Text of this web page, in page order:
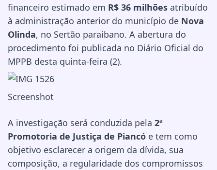
financeiro estimado em R$ 36 milhões atribuído
à administração anterior do município de Nova
Olinda, no Sertão paraibano. A abertura do
procedimento foi publicada no Diário Oficial do
MPPB desta quinta-feira (2).
Screenshot
A investigação será conduzida pela 2ª
Promotoria de Justiça de Piancó e tem como
objetivo esclarecer a origem da dívida, sua
composição, a regularidade dos compromissos